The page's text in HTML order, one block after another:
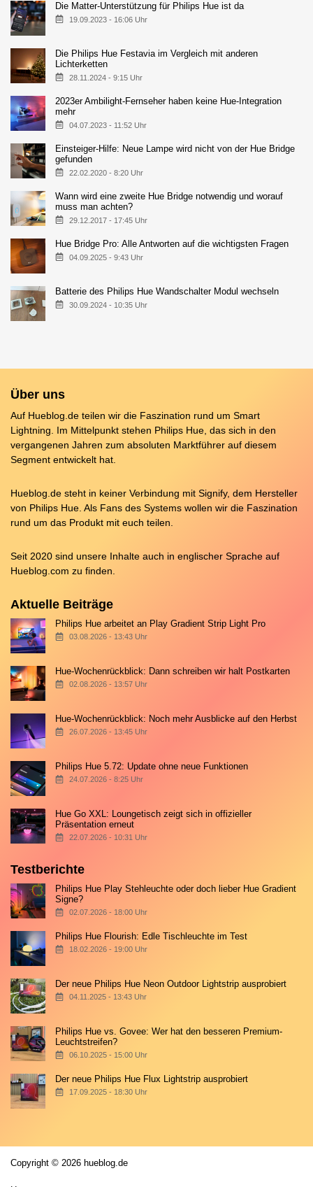
Die Matter-Unterstützung für Philips Hue ist da
19.09.2023 - 16:06 Uhr
Die Philips Hue Festavia im Vergleich mit anderen
Lichterketten
28.11.2024 - 9:15 Uhr
2023er Ambilight-Fernseher haben keine Hue-Integration
mehr
04.07.2023 - 11:52 Uhr
Einsteiger-Hilfe: Neue Lampe wird nicht von der Hue Bridge
gefunden
22.02.2020 - 8:20 Uhr
Wann wird eine zweite Hue Bridge notwendig und worauf
muss man achten?
29.12.2017 - 17:45 Uhr
Hue Bridge Pro: Alle Antworten auf die wichtigsten Fragen
04.09.2025 - 9:43 Uhr
Batterie des Philips Hue Wandschalter Modul wechseln
30.09.2024 - 10:35 Uhr
Über uns
Auf Hueblog.de teilen wir die Faszination rund um Smart
Lightning. Im Mittelpunkt stehen Philips Hue, das sich in den
vergangenen Jahren zum absoluten Marktführer auf diesem
Segment entwickelt hat.
Hueblog.de steht in keiner Verbindung mit Signify, dem Hersteller
von Philips Hue. Als Fans des Systems wollen wir die Faszination
rund um das Produkt mit euch teilen.
Seit 2020 sind unsere Inhalte auch in englischer Sprache auf
Hueblog.com zu finden.
Aktuelle Beiträge
Philips Hue arbeitet an Play Gradient Strip Light Pro
03.08.2026 - 13:43 Uhr
Hue-Wochenrückblick: Dann schreiben wir halt Postkarten
02.08.2026 - 13:57 Uhr
Hue-Wochenrückblick: Noch mehr Ausblicke auf den Herbst
26.07.2026 - 13:45 Uhr
Philips Hue 5.72: Update ohne neue Funktionen
24.07.2026 - 8:25 Uhr
Hue Go XXL: Loungetisch zeigt sich in offizieller
Präsentation erneut
22.07.2026 - 10:31 Uhr
Testberichte
Philips Hue Play Stehleuchte oder doch lieber Hue Gradient
Signe?
02.07.2026 - 18:00 Uhr
Philips Hue Flourish: Edle Tischleuchte im Test
18.02.2026 - 19:00 Uhr
Der neue Philips Hue Neon Outdoor Lightstrip ausprobiert
04.11.2025 - 13:43 Uhr
Philips Hue vs. Govee: Wer hat den besseren Premium-
Leuchtstreifen?
06.10.2025 - 15:00 Uhr
Der neue Philips Hue Flux Lightstrip ausprobiert
17.09.2025 - 18:30 Uhr
Copyright © 2026 hueblog.de